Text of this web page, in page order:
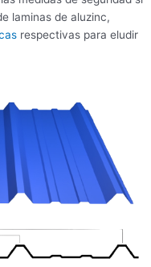
laminas de aluzinc,
respectivas para eludir